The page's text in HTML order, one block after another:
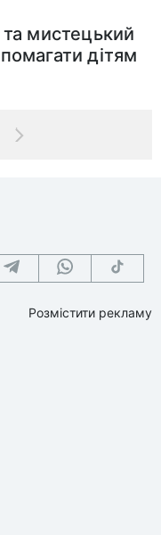
мистецький
дітям
Розмістити рекламу